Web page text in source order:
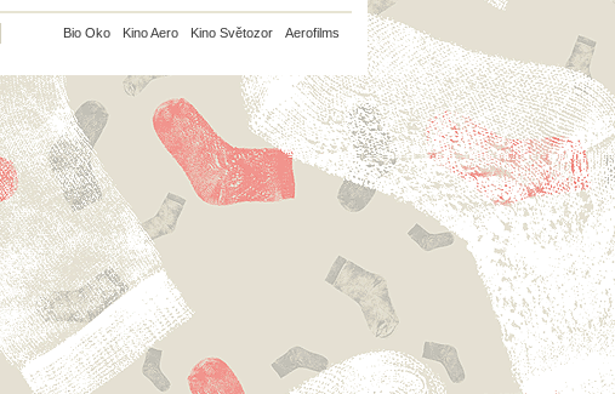
Bio Oko Kino Aero Kino Světozor Aerofilms